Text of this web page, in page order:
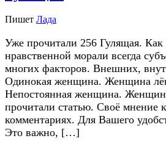
Пишет Лада
Уже прочитали 256 Гулящая. Как
нравственной морали всегда
многих факторов. Внешних,
Одинокая женщина. Женщина
Непостоянная женщина.
прочитали статью. Своё мнение
комментариях. Для Вашего
Это важно, […]